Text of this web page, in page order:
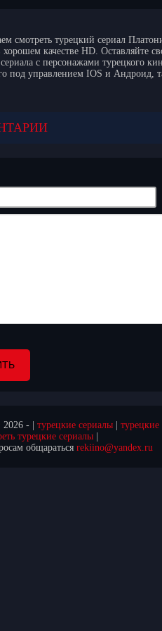
смотреть турецкий сериал
качестве HD. Оставляйте
с персонажами турецкого
под управлением IOS и Андроид,
- | турецкие сериалы
турецкие сериалы
общараться rekiino@yandex.ru